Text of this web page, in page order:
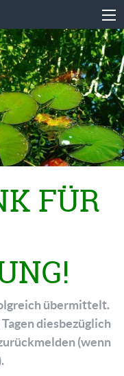
FÜR
übermittelt.
diesbezüglich
(wenn